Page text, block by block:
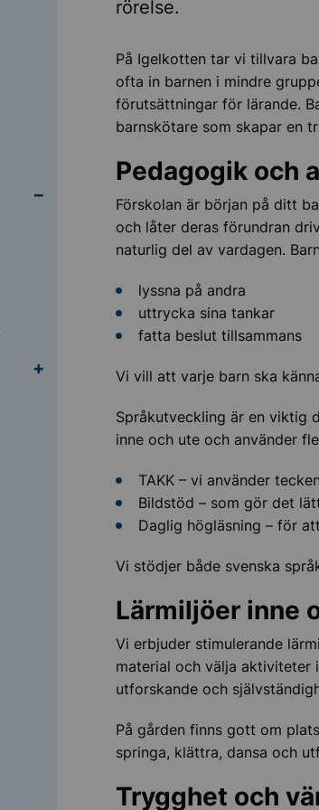
Undermeny för Hitta och jämför förskolor
Undermeny för Brage språkförskola
rörelse.
På Igelkotten tar vi tillvara
ofta in barnen i mindre
förutsättningar för lärande.
barnskötare som skapar en
Pedagogik och
Förskolan är början på ditt
och låter deras förundran
naturlig del av vardagen.
lyssna på andra
uttrycka sina tankar
fatta beslut tillsammans
Vi vill att varje barn ska
Språkutveckling är en viktig
inne och ute och använder
TAKK – vi använder
Bildstöd – som gör det
Daglig högläsning – för
Vi stödjer både svenska
Lärmiljöer inne
Vi erbjuder stimulerande
material och välja aktiviteter
utforskande och
På gården finns gott om
springa, klättra, dansa och
Trygghet och